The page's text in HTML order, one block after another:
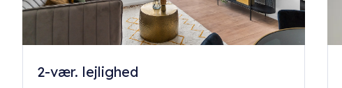
2-vær. lejlighed